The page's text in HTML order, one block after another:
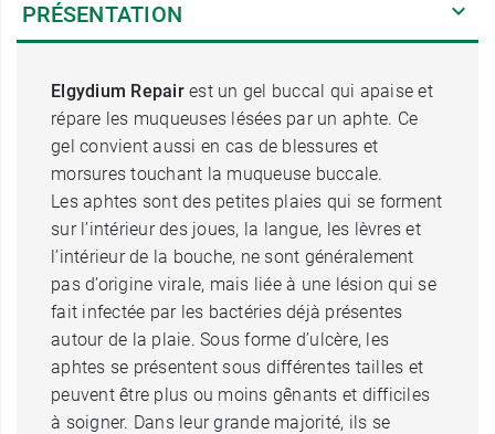
PRÉSENTATION
Elgydium Repairest un gel buccal qui apaise et
répare les muqueuses lésées par un aphte. Ce
gel convient aussi en cas de blessures et
morsures touchant la muqueuse buccale.
Les aphtes sont des petites plaies qui se forment
sur l’intérieur des joues, la langue, les lèvres et
l’intérieur de la bouche, ne sont généralement
pas d’origine virale, mais liée à une lésion qui se
fait infectée par les bactéries déjà présentes
autour de la plaie. Sous forme d’ulcère, les
aphtes se présentent sous différentes tailles et
peuvent être plus ou moins gênants et difficiles
à soigner. Dans leur grande majorité, ils se